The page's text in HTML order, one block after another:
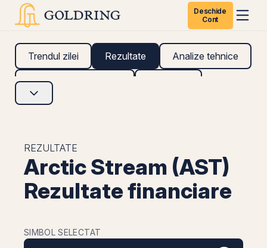
Deschide
Cont
Trendul zilei Rezultate Analize tehnice
Analize fundamentale
REZULTATE
Arctic Stream (AST)
Rezultate financiare
SIMBOL SELECTAT